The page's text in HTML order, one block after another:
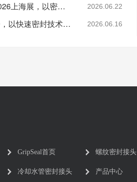
格雷希尔GripSeal即将亮相AMTS 2026上海展，以密封技术赋能汽车制造 2026.06.22
格雷希尔GripSeal亮相欧洲行业盛会，以快速密封技术赋能欧洲新能源产业链 2026.06.16
GripSeal首页 螺纹密封接头
冷却水管密封接头 产品中心